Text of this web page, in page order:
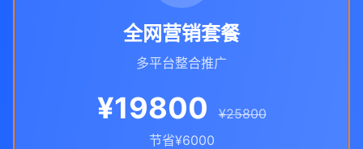
全网营销套餐
多平台整合推广
¥19800
¥25800
节省¥6000